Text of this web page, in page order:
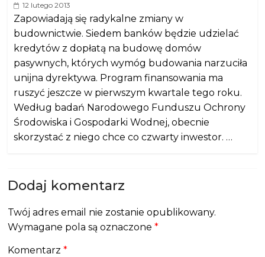
12 lutego 2013
Zapowiadają się radykalne zmiany w
budownictwie. Siedem banków będzie udzielać
kredytów z dopłatą na budowę domów
pasywnych, których wymóg budowania narzuciła
unijna dyrektywa. Program finansowania ma
ruszyć jeszcze w pierwszym kwartale tego roku.
Według badań Narodowego Funduszu Ochrony
Środowiska i Gospodarki Wodnej, obecnie
skorzystać z niego chce co czwarty inwestor. …
Dodaj komentarz
Twój adres email nie zostanie opublikowany.
Wymagane pola są oznaczone*
Komentarz*